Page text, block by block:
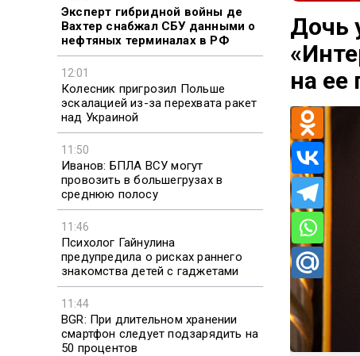
Эксперт гибридной войны де
Вахтер снабжал СБУ данными о
нефтяных терминалах в РФ
12:01
Колесник пригрозил Польше
эскалацией из-за перехвата ракет
над Украиной
11:50
Иванов: БПЛА ВСУ могут
провозить в большегрузах в
среднюю полосу
11:46
Психолог Гайнулина
предупредила о рисках раннего
знакомства детей с гаджетами
11:44
BGR: При длительном хранении
смартфон следует подзарядить на
50 процентов
Дочь
на ее